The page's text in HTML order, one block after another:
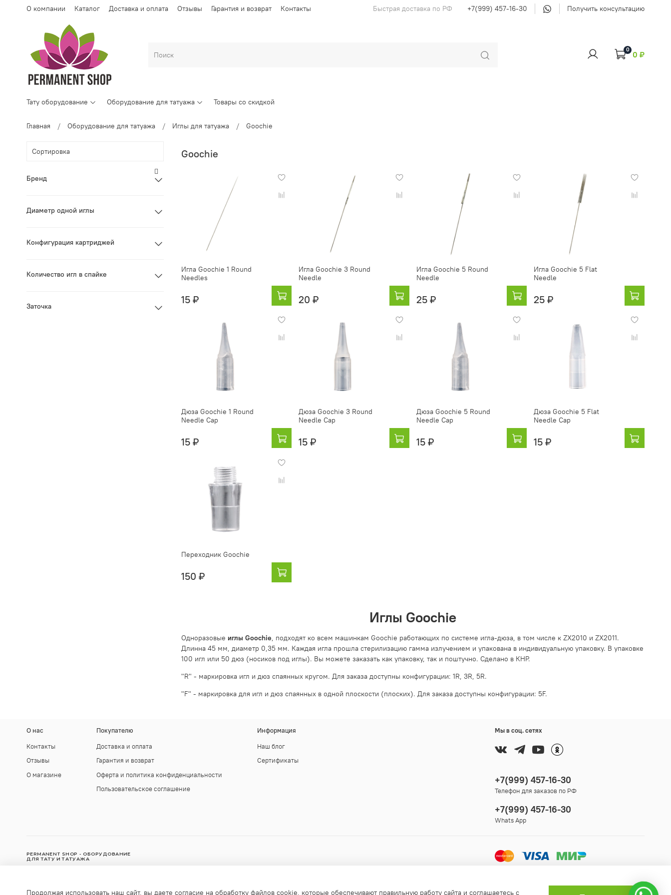
О компании Каталог Доставка и оплата Отзывы Гарантия и возврат Контакты Быстрая доставка по РФ +7(999) 457-16-30 Получить консультацию
0 0 ₽
Тату оборудование Оборудование для татуажа Товары со скидкой
Главная Оборудование для татуажа Иглы для татуажа Goochie
Goochie
Игла Goochie 1 Round
Needles
15 ₽
Игла Goochie 3 Round
Needle
20 ₽
Игла Goochie 5 Round
Needle
25 ₽
Игла Goochie 5 Flat
Needle
25 ₽
Дюза Goochie 1 Round
Needle Cap
15 ₽
Дюза Goochie 3 Round
Needle Cap
15 ₽
Дюза Goochie 5 Round
Needle Cap
15 ₽
Дюза Goochie 5 Flat
Needle Cap
15 ₽
Переходник Goochie
150 ₽
Иглы Goochie
Одноразовые иглы Goochie , подходят ко всем машинкам Goochie работающих по системе игла-дюза, в том числе к ZX2010 и ZX2011.
Длинна 45 мм, диаметр 0,35 мм. Каждая игла прошла стерилизацию гамма излучением и упакована в индивидуальную упаковку. В упаковке
100 игл или 50 дюз (носиков под иглы). Вы можете заказать как упаковку, так и поштучно. Сделано в КНР.
"R" - маркировка игл и дюз спаянных кругом. Для заказа доступны конфигурации: 1R, 3R, 5R.
"F" - маркировка для игл и дюз спаянных в одной плоскости (плоских). Для заказа доступны конфигурации: 5F.
Бренд
Диаметр одной иглы
Конфигурация картриджей
Количество игл в спайке
Заточка
О нас
Контакты
Отзывы
О магазине
Покупателю
Доставка и оплата
Гарантия и возврат
Оферта и политика конфиденциальности
Пользовательское соглашение
Информация
Наш блог
Сертификаты
Мы в соц. сетях
+7(999) 457-16-30
Телефон для заказов по РФ
+7(999) 457-16-30
Whats App
PERMANENT SHOP - ОБОРУДОВАНИЕ
ДЛЯ ТАТУ И ТАТУАЖА
Продолжая использовать наш сайт, вы даете согласие на обработку файлов cookie, которые обеспечивают правильную работу сайта и соглашаетесь с